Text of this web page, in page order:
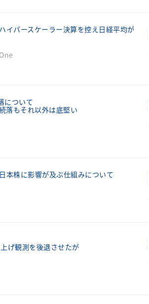
イパースケーラー決算を控え日経平均が
について
落もそれ以外は底堅い
本株に影響が及ぶ仕組みについて
げ観測を後退させたが